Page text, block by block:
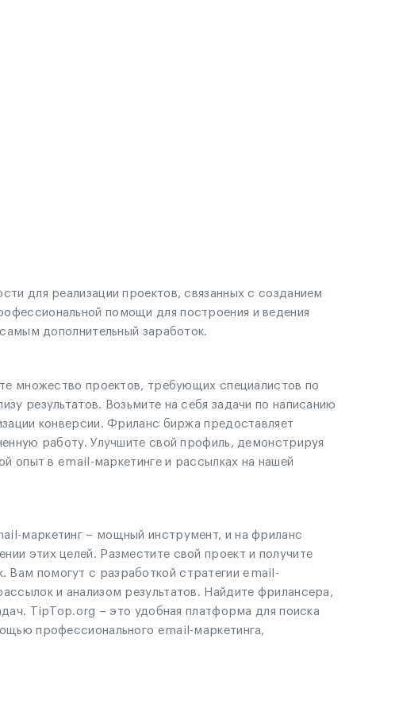
для реализации проектов, связанных с созданием
помощи для построения и ведения
дополнительный заработок.
множество проектов, требующих специалистов по
результатов. Возьмите на себя задачи по написанию
конверсии. Фриланс биржа предоставляет
работу. Улучшите свой профиль, демонстрируя
опыт в email-маркетинге и рассылках на нашей
маркетинг – мощный инструмент, и на фриланс
этих целей. Разместите свой проект и получите
помогут с разработкой стратегии email-
и анализом результатов. Найдите фрилансера,
TipTop.org – это удобная платформа для поиска
профессионального email-маркетинга,